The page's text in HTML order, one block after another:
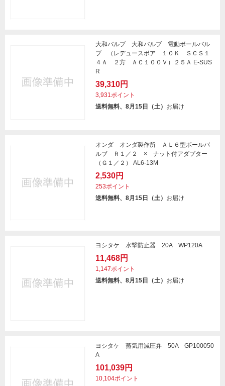
大和バルブ 大和バルブ 電動ボールバル
ブ （レデュースボア １０Ｋ ＳＣＳ１
４Ａ ２方 ＡＣ１００Ｖ）２５Ａ E-SUS
R
39,310円
3,931ポイント
送料無料、8月15日（土） お届け
オンダ オンダ製作所 ＡＬ６型ボールバ
ルブ Ｒ１／２ × ナット付アダプター
（Ｇ１／２） AL6-13M
2,530円
253ポイント
送料無料、8月15日（土） お届け
ヨシタケ 水撃防止器 20A WP120A
11,468円
1,147ポイント
送料無料、8月15日（土） お届け
ヨシタケ 蒸気用減圧弁 50A GP100050
A
101,039円
10,104ポイント